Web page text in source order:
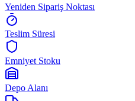
Yeniden Sipariş Noktası
Teslim Süresi
Emniyet Stoku
Depo Alanı